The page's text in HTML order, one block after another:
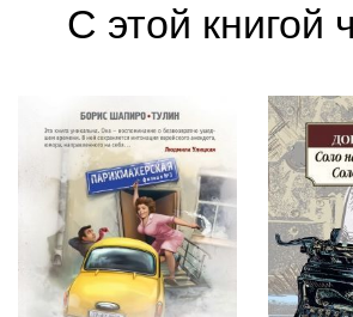
С этой книгой